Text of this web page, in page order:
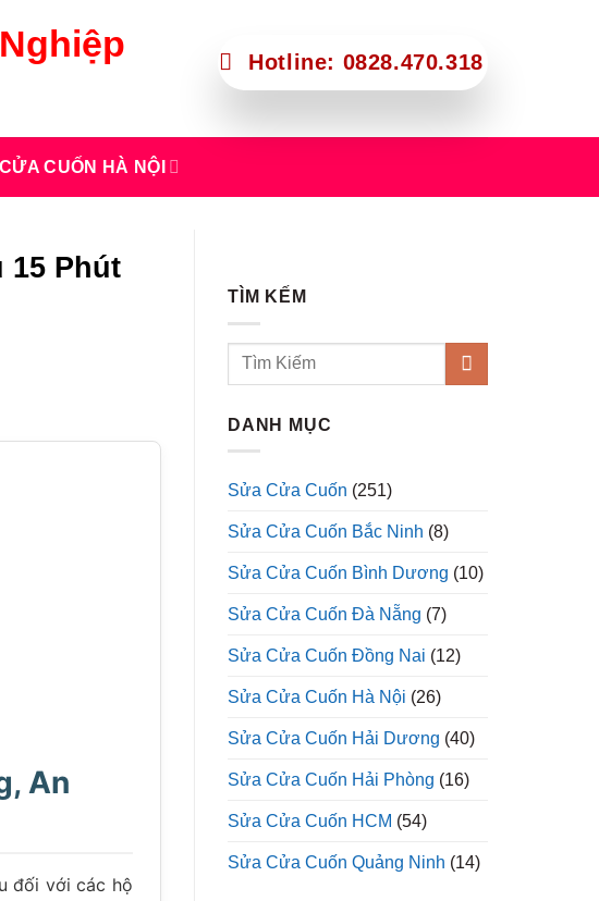
Hotline: 0828.470.318
CUỐN HÀ NỘI
15 Phút
An
đối với các hộ
TÌM KẾM
DANH MỤC
Sửa Cửa Cuốn (251)
Sửa Cửa Cuốn Bắc Ninh (8)
Sửa Cửa Cuốn Bình Dương (10)
Sửa Cửa Cuốn Đà Nẵng (7)
Sửa Cửa Cuốn Đồng Nai (12)
Sửa Cửa Cuốn Hà Nội (26)
Sửa Cửa Cuốn Hải Dương (40)
Sửa Cửa Cuốn Hải Phòng (16)
Sửa Cửa Cuốn HCM (54)
Sửa Cửa Cuốn Quảng Ninh (14)